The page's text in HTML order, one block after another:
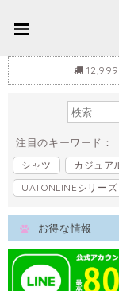
注目のキーワード：
シャツ
カジュア
UATONLINEシリーズ
お得な情報